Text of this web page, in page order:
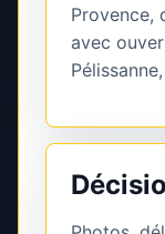
Provence,
avec